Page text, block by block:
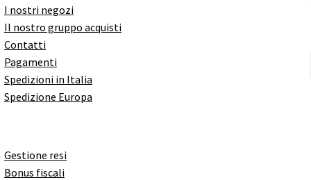
I nostri negozi
Il nostro gruppo acquisti
Contatti
Pagamenti
Spedizioni in Italia
Spedizione Europa
Gestione resi
Bonus fiscali